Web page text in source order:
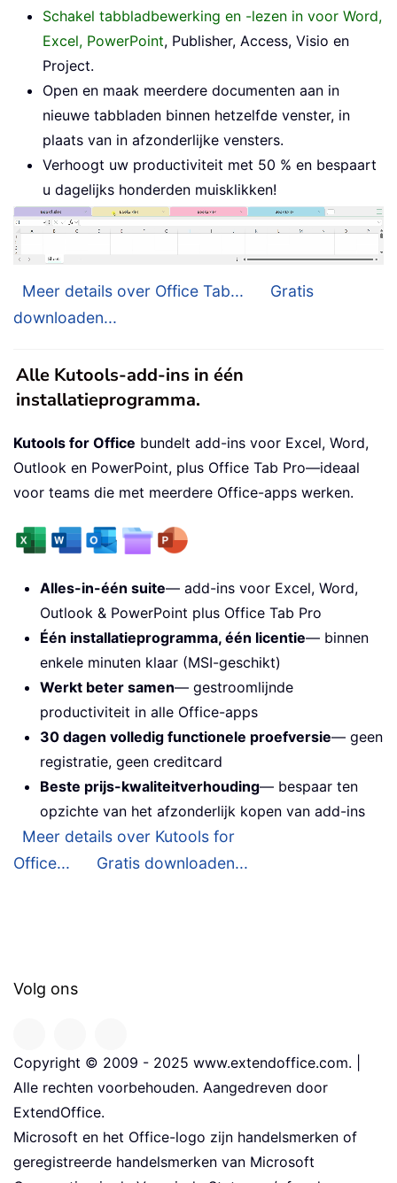
Schakel tabbladbewerking en -lezen in voor Word,
Excel, PowerPoint, Publisher, Access, Visio en
Project.
Open en maak meerdere documenten aan in
nieuwe tabbladen binnen hetzelfde venster, in
plaats van in afzonderlijke vensters.
Verhoogt uw productiviteit met 50 % en bespaart
u dagelijks honderden muisklikken!
Meer details over Office Tab...
Gratis
downloaden...
Alle Kutools-add-ins in één
installatieprogramma.
Kutools for Office bundelt add-ins voor Excel, Word,
Outlook en PowerPoint, plus Office Tab Pro—ideaal
voor teams die met meerdere Office-apps werken.
Alles-in-één suite— add-ins voor Excel, Word,
Outlook & PowerPoint plus Office Tab Pro
Één installatieprogramma, één licentie— binnen
enkele minuten klaar (MSI-geschikt)
Werkt beter samen— gestroomlijnde
productiviteit in alle Office-apps
30 dagen volledig functionele proefversie— geen
registratie, geen creditcard
Beste prijs-kwaliteitverhouding— bespaar ten
opzichte van het afzonderlijk kopen van add-ins
Meer details over Kutools for
Office...
Gratis downloaden...
Volg ons
Copyright © 2009 - 2025 www.extendoffice.com. |
Alle rechten voorbehouden. Aangedreven door
ExtendOffice.
Microsoft en het Office-logo zijn handelsmerken of
geregistreerde handelsmerken van Microsoft